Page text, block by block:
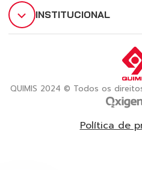
INSTITUCIONAL
QUIMIS 2024 © Todos os
Política de